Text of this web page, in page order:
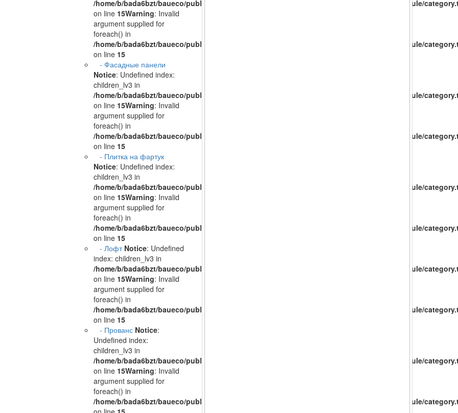
/home/b/bada6bzt/baueco/public_html/catalog/view/theme/baueco/template/extension/module/
on line 15Warning: Invalid
argument supplied for
foreach() in
/home/b/bada6bzt/baueco/public_html/catalog/view/theme/baueco/template/extension/module/
on line 15
- Фасадные панели
Notice: Undefined index:
children_lv3 in
/home/b/bada6bzt/baueco/public_html/catalog/view/theme/baueco/template/extension/module/
on line 15Warning: Invalid
argument supplied for
foreach() in
/home/b/bada6bzt/baueco/public_html/catalog/view/theme/baueco/template/extension/module/
on line 15
- Плитка на фартук
Notice: Undefined index:
children_lv3 in
/home/b/bada6bzt/baueco/public_html/catalog/view/theme/baueco/template/extension/module/
on line 15Warning: Invalid
argument supplied for
foreach() in
/home/b/bada6bzt/baueco/public_html/catalog/view/theme/baueco/template/extension/module/
on line 15
- Лофт Notice: Undefined
index: children_lv3 in
/home/b/bada6bzt/baueco/public_html/catalog/view/theme/baueco/template/extension/module/
on line 15Warning: Invalid
argument supplied for
foreach() in
/home/b/bada6bzt/baueco/public_html/catalog/view/theme/baueco/template/extension/module/
on line 15
- Прованс Notice:
Undefined index:
children_lv3 in
/home/b/bada6bzt/baueco/public_html/catalog/view/theme/baueco/template/extension/module/
on line 15Warning: Invalid
argument supplied for
foreach() in
/home/b/bada6bzt/baueco/public_html/catalog/view/theme/baueco/template/extension/module/